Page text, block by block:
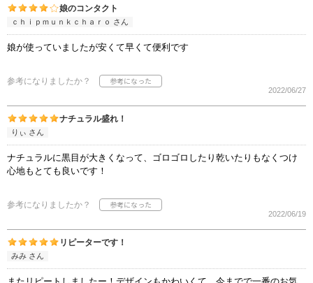
娘のコンタクト
ｃｈｉｐｍｕｎｋｃｈａｒｏ さん
娘が使っていましたが安くて早くて便利です
参考になりましたか？
2022/06/27
ナチュラル盛れ！
りぃ さん
ナチュラルに黒目が大きくなって、ゴロゴロしたり乾いたりもなくつけ
心地もとても良いです！
参考になりましたか？
2022/06/19
リピーターです！
みみ さん